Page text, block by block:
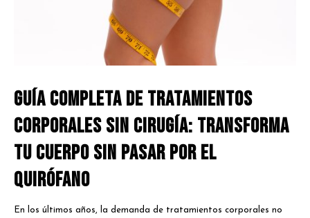
Guía Completa de Tratamientos
Corporales Sin Cirugía: Transforma
Tu Cuerpo sin Pasar por el
Quirófano
En los últimos años, la demanda de tratamientos corporales no